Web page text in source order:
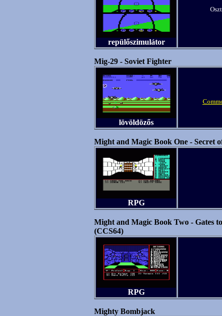
repülőszimulátor
Mig-29 - Soviet Fighter
lövöldözős
Might and Magic Book One - Secret
RPG
Might and Magic Book Two - Gates
(CCS64)
RPG
Mighty Bombjack